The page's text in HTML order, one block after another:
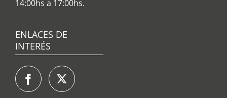
14:00hs a 17:00hs.
ENLACES DE
INTERÉS